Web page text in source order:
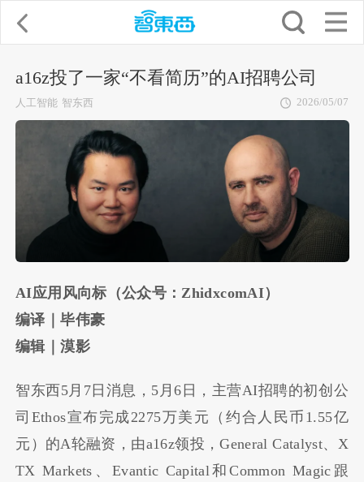
a16z投了一家“不看简历”的AI招聘公司
人工智能 智东西 2026/05/07
AI应用风向标（公众号：ZhidxcomAI）
编译｜毕伟豪
编辑｜漠影
智东西5月7日消息，5月6日，主营AI招聘的初创公
司Ethos宣布完成2275万美元（约合人民币1.55亿
元）的A轮融资，由a16z领投，General Catalyst、X
TX Markets、Evantic Capital和Common Magic跟